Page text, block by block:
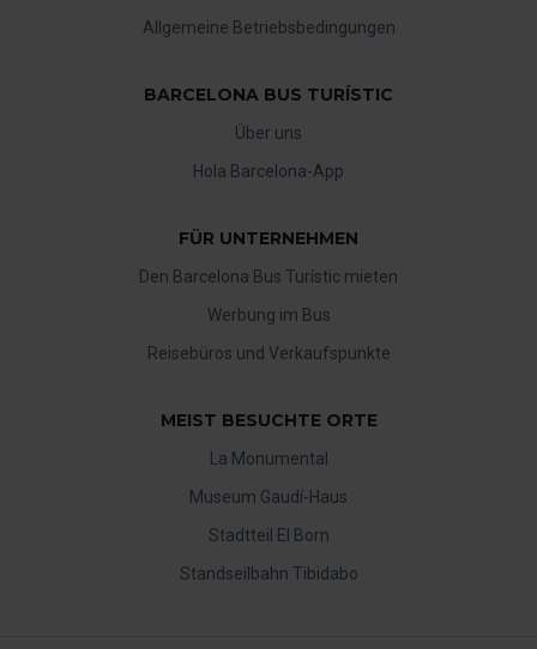
Allgemeine Betriebsbedingungen
BARCELONA BUS TURÍSTIC
Über uns
Hola Barcelona-App
FÜR UNTERNEHMEN
Den Barcelona Bus Turístic mieten
Werbung im Bus
Reisebüros und Verkaufspunkte
MEIST BESUCHTE ORTE
La Monumental
Museum Gaudí-Haus
Stadtteil El Born
Standseilbahn Tibidabo